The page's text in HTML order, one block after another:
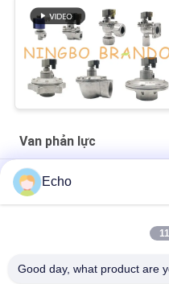
Van phản lực
Bộ điều khiển bộ hẹn giờ
Van phản lực xung góc phải
Echo
Good day, what product are